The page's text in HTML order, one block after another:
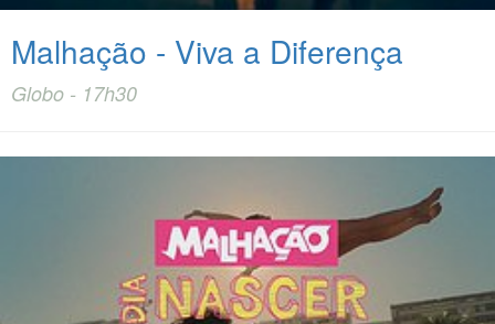
Malhação - Viva a Diferença
Globo - 17h30